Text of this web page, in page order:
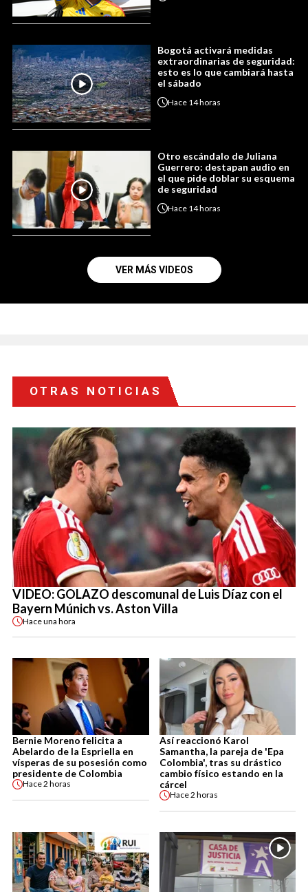
Bogotá activará medidas
extraordinarias de seguridad:
esto es lo que cambiará hasta
el sábado
Hace 14 horas
Otro escándalo de Juliana
Guerrero: destapan audio en
el que pide doblar su esquema
de seguridad
Hace 14 horas
VER MÁS VIDEOS
OTRAS NOTICIAS
VIDEO: GOLAZO descomunal de Luis Díaz con el
Bayern Múnich vs. Aston Villa
Haceuna hora
Bernie Moreno felicita a
Abelardo de la Espriella en
vísperas de su posesión como
presidente de Colombia
Hace2 horas
Así reaccionó Karol
Samantha, la pareja de 'Epa
Colombia', tras su drástico
cambio físico estando en la
cárcel
Hace2 horas